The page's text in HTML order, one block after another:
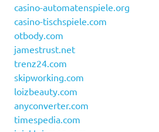
casino-automatenspiele.org
casino-tischspiele.com
otbody.com
jamestrust.net
trenz24.com
skipworking.com
loizbeauty.com
anyconverter.com
timespedia.com